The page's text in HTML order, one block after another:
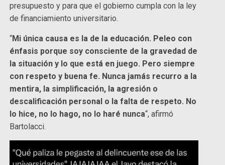
presupuesto y para que el gobierno cumpla con la ley
de financiamiento universitario.
“Mi única causa es la de la educación. Peleo con
énfasis porque soy consciente de la gravedad de
la situación y lo que está en juego. Pero siempre
con respeto y buena fe. Nunca jamás recurro a la
mentira, la simplificación, la agresión o
descalificación personal o la falta de respeto. No
lo hice, no lo hago, no lo haré nunca“, afirmó
Bartolacci.